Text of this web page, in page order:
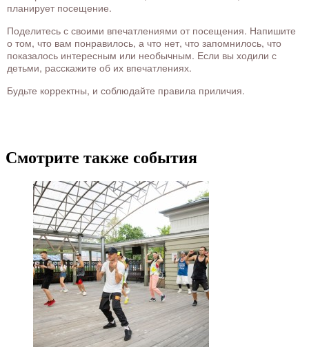
планирует посещение.
Поделитесь с своими впечатлениями от посещения. Напишите
о том, что вам понравилось, а что нет, что запомнилось, что
показалось интересным или необычным. Если вы ходили с
детьми, расскажите об их впечатлениях.
Будьте корректны, и соблюдайте правила приличия.
Смотрите также события